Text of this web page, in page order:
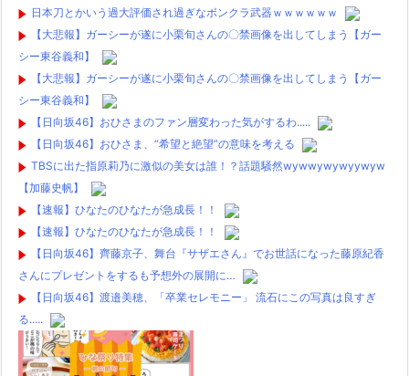
日本刀とかいう過大評価され過ぎなボンクラ武器ｗｗｗｗｗｗ
【大悲報】ガーシーが遂に小栗旬さんの〇禁画像を出してしまう【ガー
シー東谷義和】
【大悲報】ガーシーが遂に小栗旬さんの〇禁画像を出してしまう【ガー
シー東谷義和】
【日向坂46】おひさまのファン層変わった気がするわ.....
【日向坂46】おひさま、“希望と絶望”の意味を考える
TBSに出た指原莉乃に激似の美女は誰！？話題騒然wywwywywyywyw
【加藤史帆】
【速報】ひなたのひなたが急成長！！
【速報】ひなたのひなたが急成長！！
【日向坂46】齊藤京子、舞台『サザエさん』でお世話になった藤原紀香
さんにプレゼントをするも予想外の展開に…
【日向坂46】渡邉美穂、「卒業セレモニー」 流石にこの写真は良すぎ
る.....